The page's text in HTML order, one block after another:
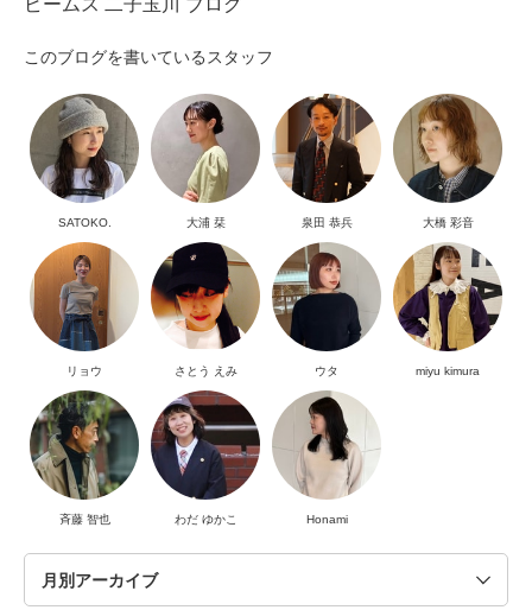
ビームス 二子玉川 ブログ
このブログを書いているスタッフ
SATOKO. 大浦 栞 泉田 恭兵 大橋 彩音
リョウ さとう えみ ウタ miyu kimura
斉藤 智也 わだ ゆかこ Honami